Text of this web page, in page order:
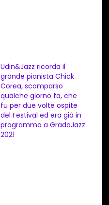
Udin&Jazz ricorda il
grande pianista Chick
Corea, scomparso
qualche giorno fa, che
fu per due volte ospite
del Festival ed era già in
programma a GradoJazz
2021